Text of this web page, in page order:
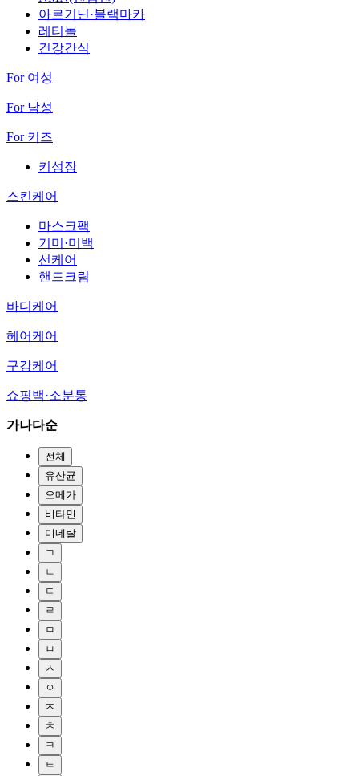
아르기닌·블랙마카
레티놀
건강간식
For 여성
For 남성
For 키즈
키성장
스킨케어
마스크팩
기미·미백
선케어
핸드크림
바디케어
헤어케어
구강케어
쇼핑백·소분통
가나다순
전체
유산균
오메가
비타민
미네랄
ㄱ
ㄴ
ㄷ
ㄹ
ㅁ
ㅂ
ㅅ
ㅇ
ㅈ
ㅊ
ㅋ
ㅌ